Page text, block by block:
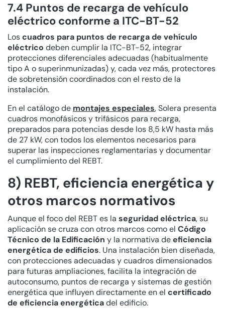
7.4 Puntos de recarga de vehículo
eléctrico conforme a ITC-BT-52
Loscuadros para puntos de recarga de vehículo
eléctrico deben cumplir la ITC-BT-52, integrar
protecciones diferenciales adecuadas (habitualmente
tipo A o superinmunizadas) y, cada vez más, protectores
de sobretensión coordinados con el resto de la
instalación.
En el catálogo de montajes especiales, Solera presenta
cuadros monofásicos y trifásicos para recarga,
preparados para potencias desde los 8,5 kW hasta más
de 27 kW, con todos los elementos necesarios para
superar las inspecciones reglamentarias y documentar
el cumplimiento del REBT.
8) REBT, eficiencia energética y
otros marcos normativos
Aunque el foco del REBT es la seguridad eléctrica, su
aplicación se cruza con otros marcos como el Código
Técnico de la Edificación y la normativa deeficiencia
energética de edificios. Una instalación bien diseñada,
con protecciones adecuadas y cuadros dimensionados
para futuras ampliaciones, facilita la integración de
autoconsumo, puntos de recarga y sistemas de gestión
energética que influyen directamente en el certificado
de eficiencia energéticadel edificio.